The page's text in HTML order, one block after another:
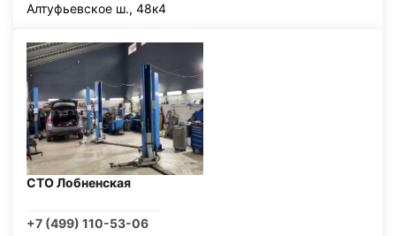
Алтуфьевское ш., 48к4
СТО Лобненская
+7 (499) 110-53-06